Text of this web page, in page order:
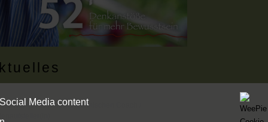
Integralen Systemischen Coach /
Media content